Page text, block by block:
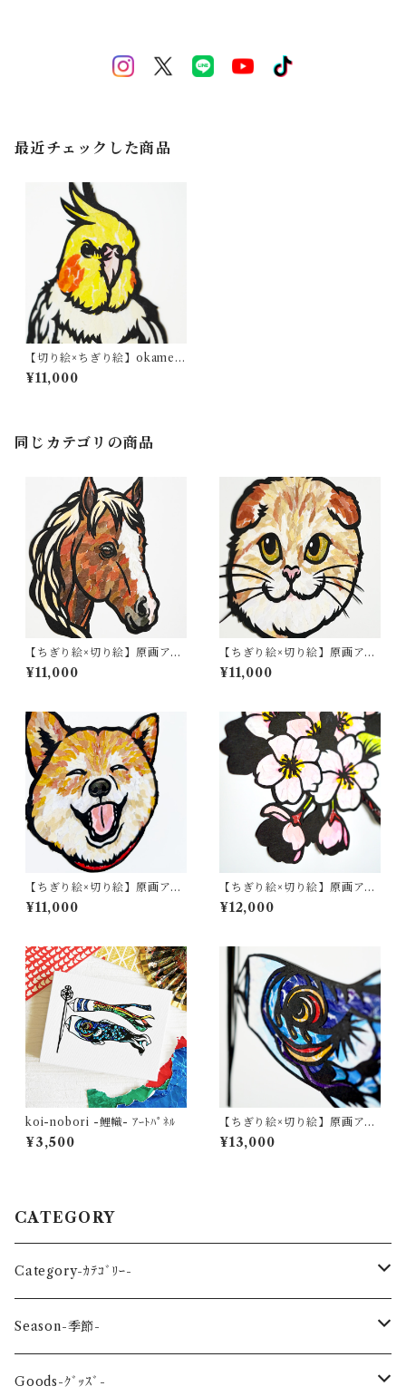
最近チェックした商品
【切り絵×ちぎり絵】okame-i
nko -ｵｶﾒｲﾝｺ×ﾄﾏﾘｷﾞ- 原画ア
ート
¥11,000
同じカテゴリの商品
【ちぎり絵×切り絵】原画アー
ト 『horse（馬）』
¥11,000
【ちぎり絵×切り絵】原画アー
ト Paper-Cat #01（Scottish
Fold）
¥11,000
【ちぎり絵×切り絵】原画アー
ト Paper-Dog #01（柴犬）
¥11,000
【ちぎり絵×切り絵】原画アー
ト 『saku-ra （桜）』
¥12,000
koi-nobori -鯉幟- ｱｰﾄﾊﾟﾈﾙ
¥3,500
【ちぎり絵×切り絵】原画アー
ト『koi-nobori（鯉のぼ
り）』
¥13,000
CATEGORY
Category-ｶﾃｺﾞﾘｰ-
reptile-爬虫類-
Sea-海の生き物-
Season-季節-
Spring-春-
Goods-ｸﾞｯｽﾞ-